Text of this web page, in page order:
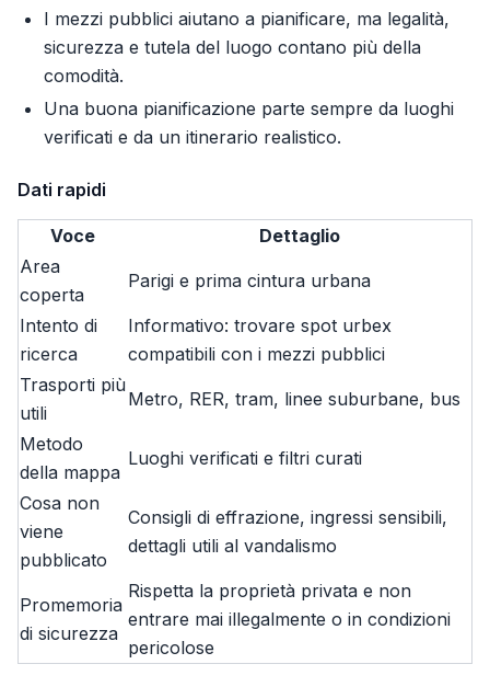
I mezzi pubblici aiutano a pianificare, ma legalità,
sicurezza e tutela del luogo contano più della
comodità.
Una buona pianificazione parte sempre da luoghi
verificati e da un itinerario realistico.
Dati rapidi
Voce
Dettaglio
Area
coperta
Parigi e prima cintura urbana
Intento di
ricerca
Informativo: trovare spot urbex
compatibili con i mezzi pubblici
Trasporti più
utili
Metro, RER, tram, linee suburbane, bus
Metodo
della mappa
Luoghi verificati e filtri curati
Cosa non
viene
pubblicato
Consigli di effrazione, ingressi sensibili,
dettagli utili al vandalismo
Promemoria
di sicurezza
Rispetta la proprietà privata e non
entrare mai illegalmente o in condizioni
pericolose